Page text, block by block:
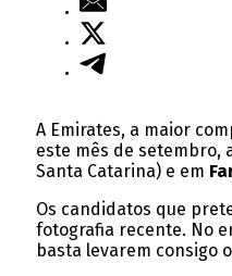
A Emirates, a maior
este mês de setembro,
Santa Catarina) e em
Os candidatos que
fotografia recente. No
basta levarem consigo